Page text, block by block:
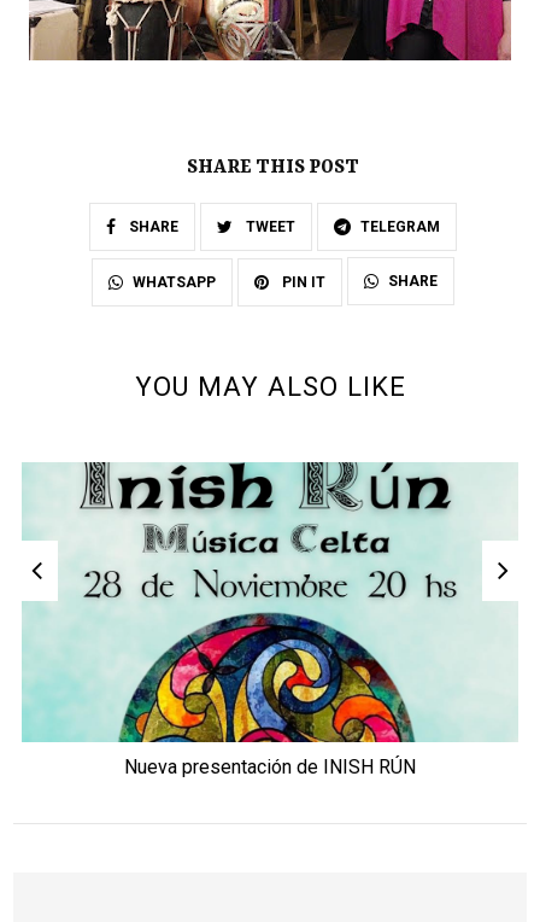
SHARE THIS POST
SHARE TWEET TELEGRAM
WHATSAPP PIN IT SHARE
YOU MAY ALSO LIKE
Nueva presentación de INISH RÚN